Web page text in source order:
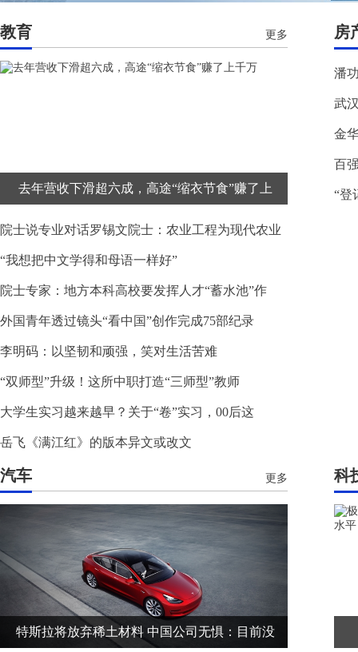
教育 更多
去年营收下滑超六成，高途“缩衣节食”赚了上
院士说专业对话罗锡文院士：农业工程为现代农业
“我想把中文学得和母语一样好”
院士专家：地方本科高校要发挥人才“蓄水池”作
外国青年透过镜头“看中国”创作完成75部纪录
李明码：以坚韧和顽强，笑对生活苦难
“双师型”升级！这所中职打造“三师型”教师
大学生实习越来越早？关于“卷”实习，00后这
岳飞《满江红》的版本异文或改文
房
潘
武
金
百
“登
汽车 更多
特斯拉将放弃稀土材料 中国公司无惧：目前没
科